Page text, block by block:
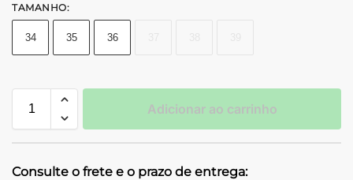
TAMANHO:
34 35 36
Adicionar ao carrinho
Consulte o frete e o prazo de entrega: